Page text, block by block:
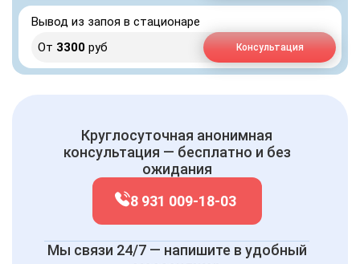
Вывод из запоя в стационаре
От 3300 руб Консультация
Круглосуточная анонимная
консультация — бесплатно и без
ожидания
8 931 009-18-03
Мы связи 24/7 — напишите в удобный